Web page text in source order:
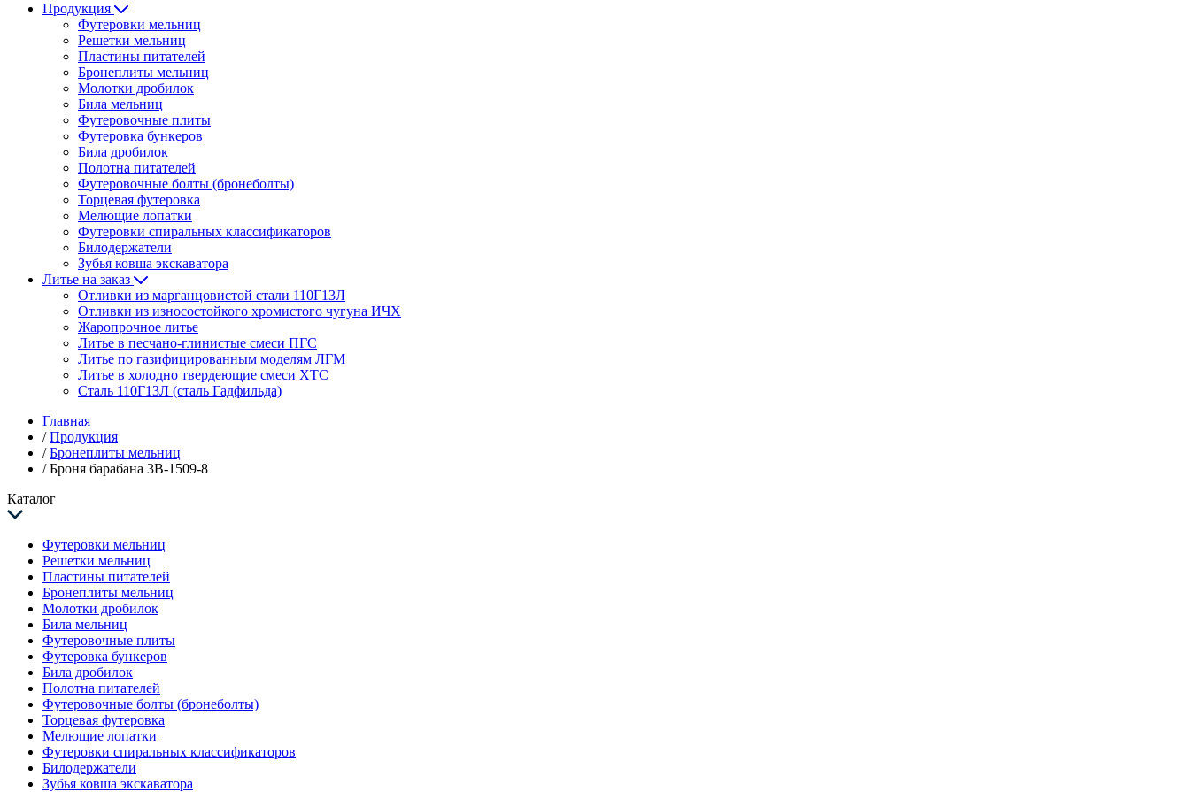
Продукция
Футеровки мельниц
Решетки мельниц
Пластины питателей
Бронеплиты мельниц
Молотки дробилок
Била мельниц
Футеровочные плиты
Футеровка бункеров
Била дробилок
Полотна питателей
Футеровочные болты (бронеболты)
Торцевая футеровка
Мелющие лопатки
Футеровки спиральных классификаторов
Билодержатели
Зубья ковша экскаватора
Литье на заказ
Отливки из марганцовистой стали 110Г13Л
Отливки из износостойкого хромистого чугуна ИЧХ
Жаропрочное литье
Литье в песчано-глинистые смеси ПГС
Литье по газифицированным моделям ЛГМ
Литье в холодно твердеющие смеси ХТС
Сталь 110Г13Л (сталь Гадфильда)
Главная
/ Продукция
/ Бронеплиты мельниц
/ Броня барабана 3В-1509-8
Каталог
Футеровки мельниц
Решетки мельниц
Пластины питателей
Бронеплиты мельниц
Молотки дробилок
Била мельниц
Футеровочные плиты
Футеровка бункеров
Била дробилок
Полотна питателей
Футеровочные болты (бронеболты)
Торцевая футеровка
Мелющие лопатки
Футеровки спиральных классификаторов
Билодержатели
Зубья ковша экскаватора